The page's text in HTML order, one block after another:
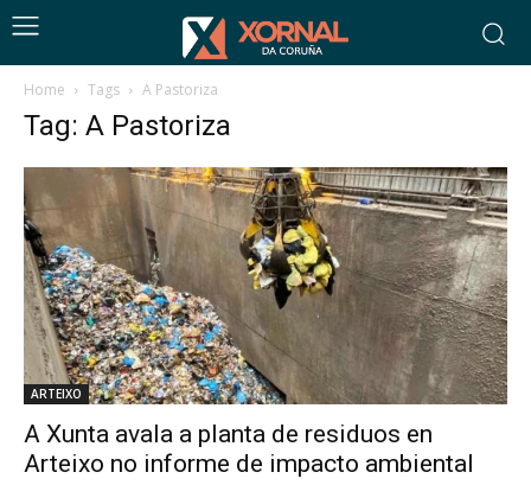
Home Tags A Pastoriza
Tag: A Pastoriza
ARTEIXO
A Xunta avala a planta de residuos en
Arteixo no informe de impacto ambiental